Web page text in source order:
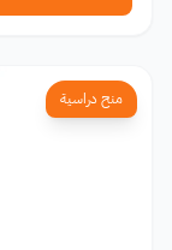
منح دراسية